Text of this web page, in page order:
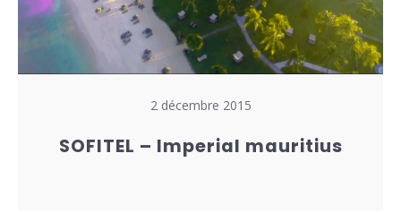
2 décembre 2015
SOFITEL – Imperial mauritius